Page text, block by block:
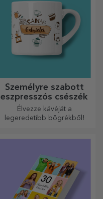
Személyre szabott
eszpresszós csészék
Élvezze kávéját a
legeredetibb bögrékből!